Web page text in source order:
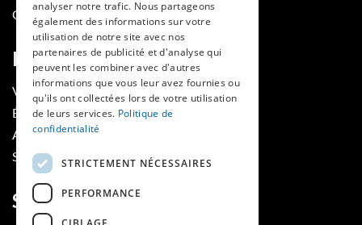
CONTACT
RUBRIQUES
VOIR LES NUMÉROS
ÉVÈNEMENTS MAINS LIBRES
AGENDA
SOUTIENS
SUIVEZ-NOUS
analyser notre trafic. Nous partageons
également des informations sur votre
utilisation de notre site avec nos
partenaires de publicité et d'analyse qui
peuvent les combiner avec d'autres
informations que vous leur avez fournies ou
qu'ils ont collectées lors de votre utilisation
de leurs services. Politique de
confidentialité
STRICTEMENT NÉCESSAIRES
PERFORMANCE